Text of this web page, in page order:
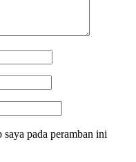
pada peramban ini